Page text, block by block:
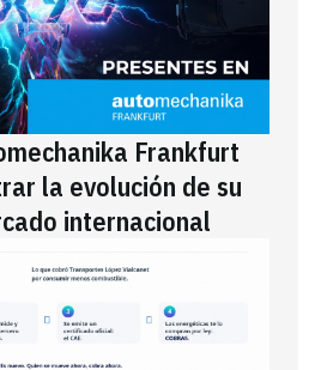
Frankfurt
la evolución de su
internacional